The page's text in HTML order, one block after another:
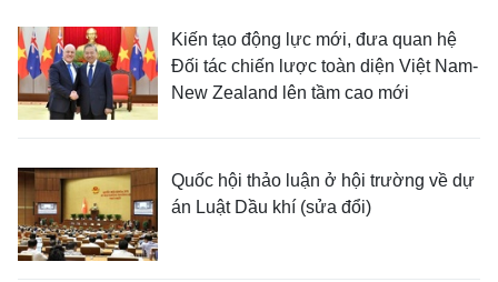
Kiến tạo động lực mới, đưa quan hệ
Đối tác chiến lược toàn diện Việt Nam-
New Zealand lên tầm cao mới
Quốc hội thảo luận ở hội trường về dự
án Luật Dầu khí (sửa đổi)